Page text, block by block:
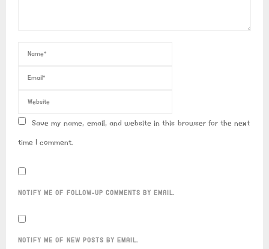
Save my name, email, and website in this browser for the next
time I comment.
NOTIFY ME OF FOLLOW-UP COMMENTS BY EMAIL.
NOTIFY ME OF NEW POSTS BY EMAIL.